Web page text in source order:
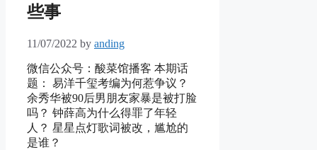
些事
11/07/2022 by anding
微信公众号：酸菜馆播客 本期话
题： 易洋千玺考编为何惹争议？
余秀华被90后男朋友家暴是被打脸
吗？ 钟薛高为什么得罪了年轻
人？ 星星点灯歌词被改，尴尬的
是谁？